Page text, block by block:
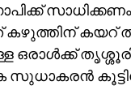
കഴുത്തിന്
സുധാകരന്‍